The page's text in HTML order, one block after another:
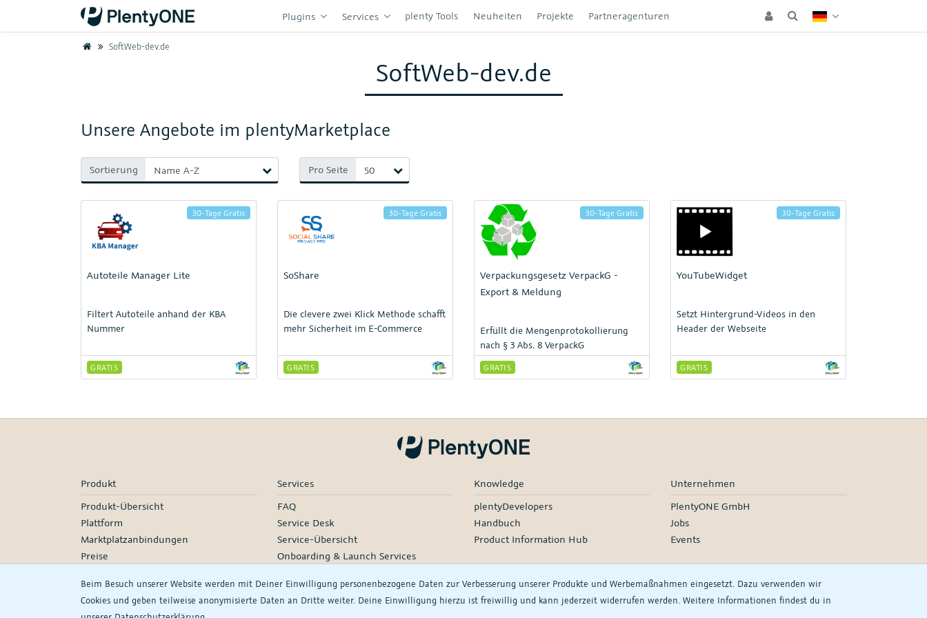
Plugins Services plenty Tools Neuheiten Projekte Partneragenturen
HomeSoftWeb-dev.de
Beim Besuch unserer Website werden mit Deiner Einwilligung personenbezogene Daten zur Verbesserung unserer Produkte und Werbemaßnahmen eingesetzt. Dazu verwenden wir
Cookies und geben teilweise anonymisierte Daten an Dritte weiter. Deine Einwilligung hierzu ist freiwillig und kann jederzeit widerrufen werden. Weitere Informationen findest du in
SoftWeb-dev.de
Unsere Angebote im plentyMarketplace
Sortierung Pro Seite
30-Tage Gratis
Autoteile Manager Lite
Filtert Autoteile anhand der KBA
Nummer
GRATIS
30-Tage Gratis
SoShare
Die clevere zwei Klick Methode schafft
mehr Sicherheit im E-Commerce
GRATIS
30-Tage Gratis
Verpackungsgesetz VerpackG -
Export & Meldung
Erfüllt die Mengenprotokollierung
nach § 3 Abs. 8 VerpackG
GRATIS
30-Tage Gratis
YouTubeWidget
Setzt Hintergrund-Videos in den
Header der Webseite
GRATIS
Produkt
Produkt-Übersicht
Plattform
Marktplatzanbindungen
Preise
Services
FAQ
Service Desk
Service-Übersicht
Onboarding & Launch Services
Partner-Netzwerk
Webinare
Knowledge
plentyDevelopers
Handbuch
Product Information Hub
Unternehmen
PlentyONE GmbH
Jobs
Events